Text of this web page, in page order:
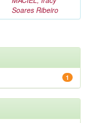
Soares Ribeiro
1